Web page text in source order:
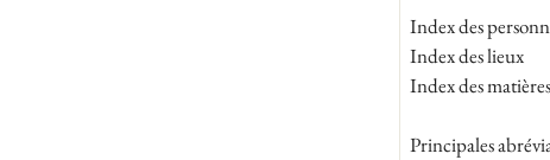
Index des
Index des lieux
Index des matières
Principales